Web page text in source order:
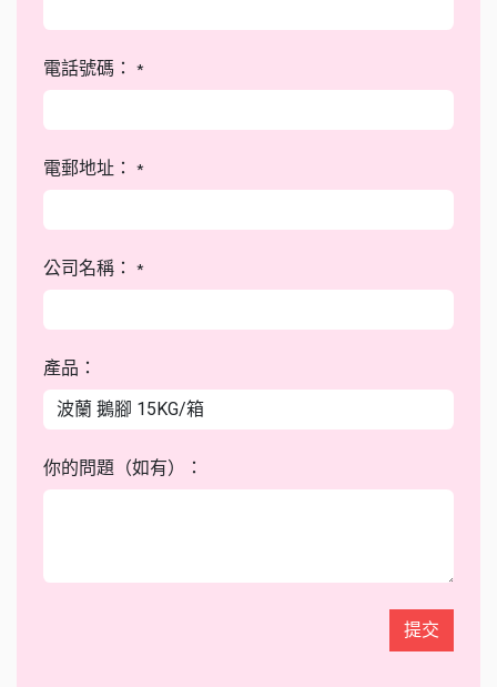
電話號碼： *
電郵地址： *
公司名稱： *
產品：
你的問題（如有）：
提交